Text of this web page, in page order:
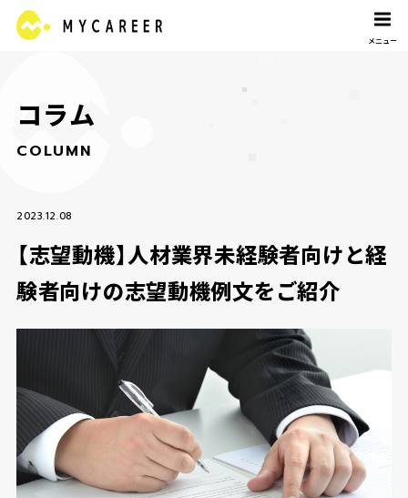
コラム
COLUMN
2023.12.08
【志望動機】人材業界未経験者向けと経
験者向けの志望動機例文をご紹介